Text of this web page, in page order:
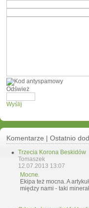
Odśwież
Wyślij
Komentarze | Ostatnio
Trzecia Korona Beskidów
Tomaszek
12.07.2013 13:07
Mocne.
Ekipa też mocna. A
między nami - taki minerał